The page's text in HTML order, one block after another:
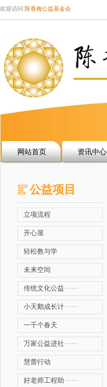
欢迎访问 陈香梅公益基金会
网站首页 资讯中心
公益项目
立项流程
开心屋
轻松教与学
未来空间
传统文化公益······
小天鹅成长计······
一千个春天
万家公益进社······
慧蕾行动
好老师工程助······